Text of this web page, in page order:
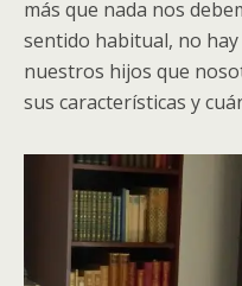
más que nada nos
sentido habitual, no
nuestros hijos que
sus características y